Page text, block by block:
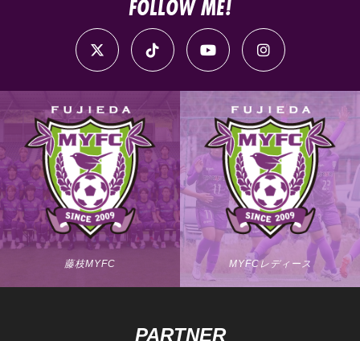
FOLLOW ME!
藤枝MYFC MYFCレディース
PARTNER